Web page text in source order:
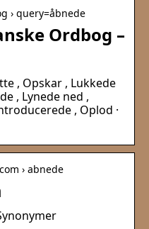
› query=åbnede
Ordbog –
, Opskar , Lukkede
, Lynede ned ,
, Oplod ·
› abnede